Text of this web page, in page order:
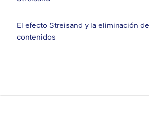
El efecto Streisand y la eliminación de
contenidos